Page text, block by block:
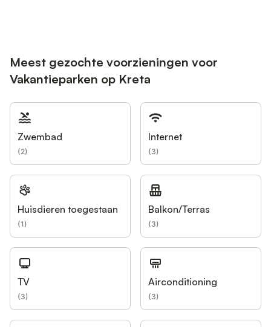
Meest gezochte voorzieningen voor
Vakantieparken op Kreta
Zwembad
(2)
Internet
(3)
Huisdieren toegestaan
(1)
Balkon/Terras
(3)
TV
(3)
Airconditioning
(3)